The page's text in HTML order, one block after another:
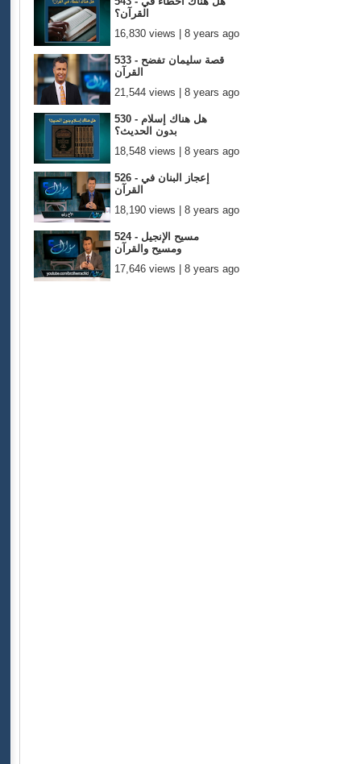
القرآن؟
16,830 views | 8 years ago
533 - قصة سليمان تفضح
القرآن
21,544 views | 8 years ago
530 - هل هناك إسلام
بدون الحديث؟
18,548 views | 8 years ago
526 - إعجاز البنان في
القرآن
18,190 views | 8 years ago
524 - مسيح الإنجيل
ومسيح والقرآن
17,646 views | 8 years ago